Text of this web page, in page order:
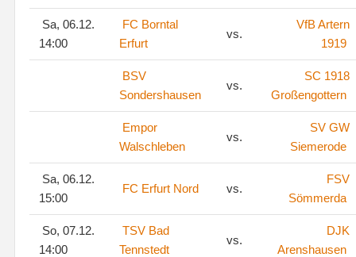
Sa, 06.12.
14:00
FC Borntal
Erfurt
vs.
VfB Artern
1919
BSV
Sondershausen
vs.
SC 1918
Großengottern
Empor
Walschleben
vs.
SV GW
Siemerode
Sa, 06.12.
15:00
FC Erfurt Nord vs.
FSV
Sömmerda
So, 07.12.
14:00
TSV Bad
Tennstedt
vs.
DJK
Arenshausen